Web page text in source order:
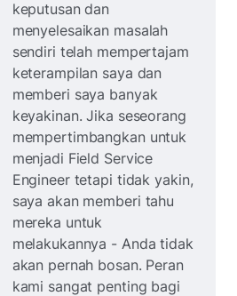
keputusan dan
menyelesaikan masalah
sendiri telah mempertajam
keterampilan saya dan
memberi saya banyak
keyakinan. Jika seseorang
mempertimbangkan untuk
menjadi Field Service
Engineer tetapi tidak yakin,
saya akan memberi tahu
mereka untuk
melakukannya - Anda tidak
akan pernah bosan. Peran
kami sangat penting bagi